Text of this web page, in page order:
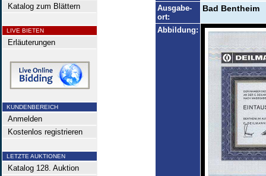
Katalog zum Blättern
LIVE BIETEN
Erläuterungen
KUNDENBEREICH
Anmelden
Kostenlos registrieren
LETZTE AUKTIONEN
Katalog 128. Auktion
Ausgabe-
ort:
Bad Bentheim
Abbildung: